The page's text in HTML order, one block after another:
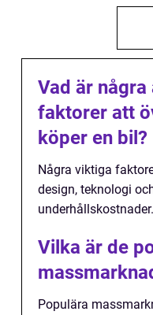
Vad är
faktorer att
köper en bil?
Några viktiga
design, teknologi
underhållskostnader.
Vilka är de
Populära